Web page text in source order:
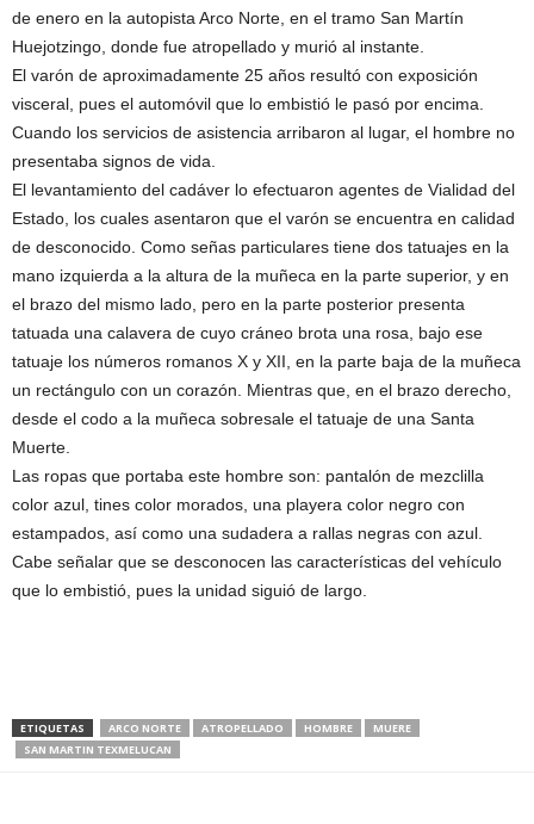
de enero en la autopista Arco Norte, en el tramo San Martín
Huejotzingo, donde fue atropellado y murió al instante.
El varón de aproximadamente 25 años resultó con exposición
visceral, pues el automóvil que lo embistió le pasó por encima.
Cuando los servicios de asistencia arribaron al lugar, el hombre no
presentaba signos de vida.
El levantamiento del cadáver lo efectuaron agentes de Vialidad del
Estado, los cuales asentaron que el varón se encuentra en calidad
de desconocido. Como señas particulares tiene dos tatuajes en la
mano izquierda a la altura de la muñeca en la parte superior, y en
el brazo del mismo lado, pero en la parte posterior presenta
tatuada una calavera de cuyo cráneo brota una rosa, bajo ese
tatuaje los números romanos X y XII, en la parte baja de la muñeca
un rectángulo con un corazón. Mientras que, en el brazo derecho,
desde el codo a la muñeca sobresale el tatuaje de una Santa
Muerte.
Las ropas que portaba este hombre son: pantalón de mezclilla
color azul, tines color morados, una playera color negro con
estampados, así como una sudadera a rallas negras con azul.
Cabe señalar que se desconocen las características del vehículo
que lo embistió, pues la unidad siguió de largo.
ETIQUETAS ARCO NORTE ATROPELLADO HOMBRE
MUERE
SAN MARTIN TEXMELUCAN